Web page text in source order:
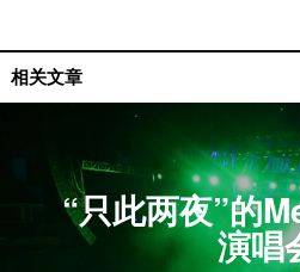
相关文章
“只此两夜”的
演唱
现场评论